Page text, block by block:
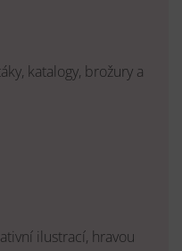
katalogy, brožury a
ilustrací, hravou